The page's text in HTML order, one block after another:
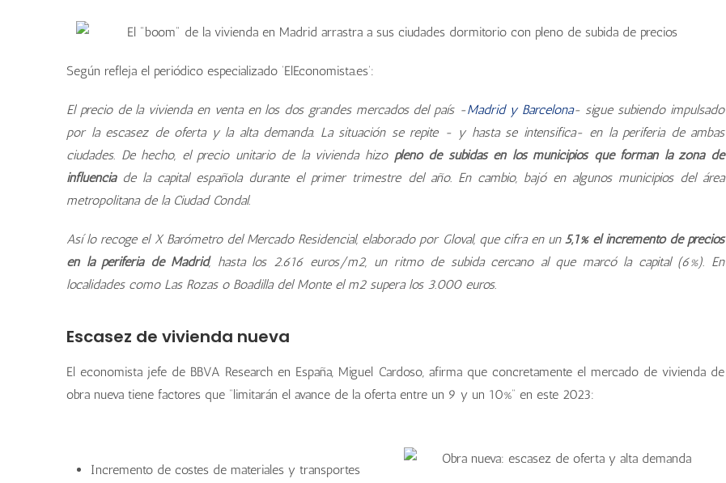
Según refleja el periódico especializado ‘ElEconomista.es’:
El precio de la vivienda en venta en los dos grandes mercados del país -Madrid y Barcelona- sigue subiendo impulsado
por la escasez de oferta y la alta demanda. La situación se repite - y hasta se intensifica- en la periferia de ambas
ciudades. De hecho, el precio unitario de la vivienda hizo pleno de subidas en los municipios que forman la zona de
influenciade la capital española durante el primer trimestre del año. En cambio, bajó en algunos municipios del área
metropolitana de la Ciudad Condal.
Así lo recoge el X Barómetro del Mercado Residencial, elaborado por Gloval, que cifra en un5,1% el incremento de precios
en la periferia de Madrid, hasta los 2.616 euros/m2, un ritmo de subida cercano al que marcó la capital (6%). En
localidades como Las Rozas o Boadilla del Monte el m2 supera los 3.000 euros.
Escasez de vivienda nueva
El economista jefe de BBVA Research en España, Miguel Cardoso, afirma que concretamente el mercado de vivienda de
obra nueva tiene factores que “limitarán el avance de la oferta entre un 9 y un 10%” en este 2023:
Incremento de costes de materiales y transportes